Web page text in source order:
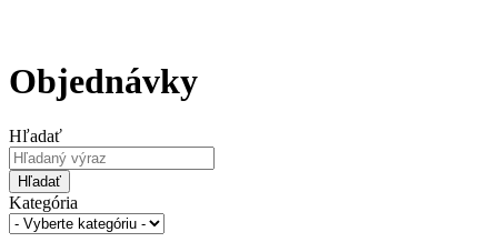
Objednávky
Hľadať
Hľadať
Kategória